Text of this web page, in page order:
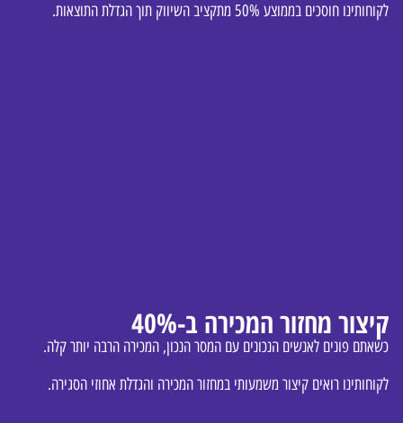
לקוחותינו חוסכים בממוצע 50% מתקציב השיווק תוך הגדלת התוצאות.
קיצור מחזור המכירה ב-40%
כשאתם פונים לאנשים הנכונים עם המסר הנכון, המכירה הרבה יותר קלה.
לקוחותינו רואים קיצור משמעותי במחזור המכירה והגדלת אחוזי הסגירה.